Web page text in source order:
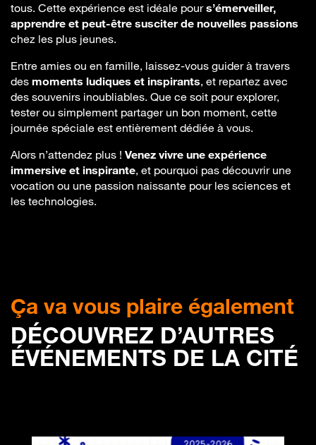
tous. Cette expérience est idéale pours’émerveiller,
apprendre et peut-être susciter de nouvelles passions
chez les plus jeunes.
Entre amies ou en famille, laissez-vous guider à travers
des moments ludiques et inspirants, et repartez avec
des souvenirs inoubliables. Que ce soit pour explorer,
tester ou simplement partager un bon moment, cette
journée spéciale est entièrement dédiée à vous.
Alors n’attendez plus ! Venez vivre une expérience
immersive et inspirante, et pourquoi pas découvrir une
vocation ou une passion naissante pour les sciences et
les technologies.
Ça va vous plaire également
DÉCOUVREZ D’AUTRES
ÉVÉNEMENTS DE LA CITÉ